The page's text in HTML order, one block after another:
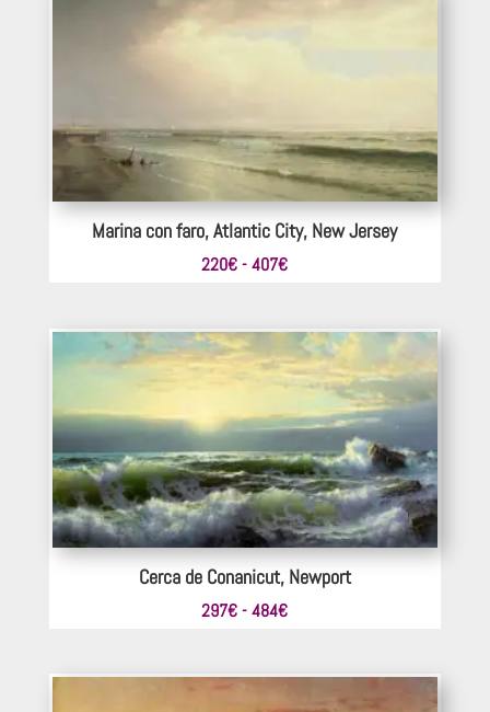
242€
Marina con faro, Atlantic City, New Jersey
220€ - 407€Rango
desde
220€
407€
Cerca de Conanicut, Newport
297€ - 484€Rango